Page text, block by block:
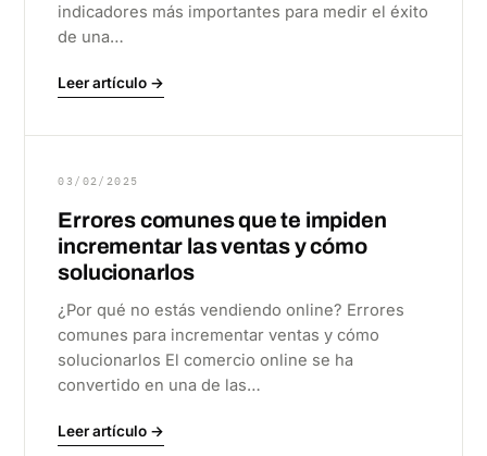
indicadores más importantes para medir el éxito
de una…
Leer artículo →
03/02/2025
Errores comunes que te impiden
incrementar las ventas y cómo
solucionarlos
¿Por qué no estás vendiendo online? Errores
comunes para incrementar ventas y cómo
solucionarlos El comercio online se ha
convertido en una de las…
Leer artículo →